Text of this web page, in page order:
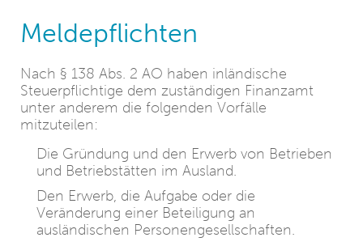
Meldepflichten
Nach § 138 Abs. 2 AO haben inländische
Steuerpflichtige dem zuständigen Finanzamt
unter anderem die folgenden Vorfälle
mitzuteilen:
Die Gründung und den Erwerb von Betrieben
und Betriebstätten im Ausland.
Den Erwerb, die Aufgabe oder die
Veränderung einer Beteiligung an
ausländischen Personengesellschaften.